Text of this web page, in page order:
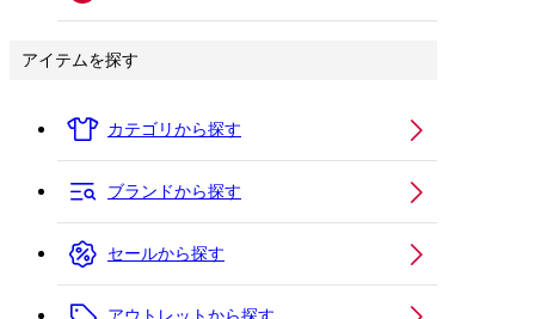
アイテムを探す
カテゴリから探す
ブランドから探す
セールから探す